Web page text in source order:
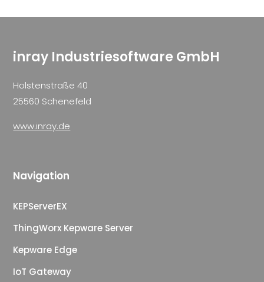
inray Industriesoftware GmbH
Holstenstraße 40
25560 Schenefeld
www.inray.de
Navigation
KEPServerEX
ThingWorx Kepware Server
Kepware Edge
IoT Gateway